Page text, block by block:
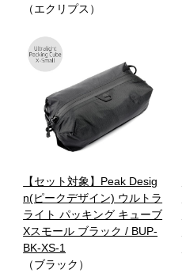
（エクリプス）
【セット対象】Peak Desig
n(ピークデザイン) ウルトラ
ライト パッキング キューブ
Xスモール ブラック / BUP-
BK-XS-1
（ブラック）